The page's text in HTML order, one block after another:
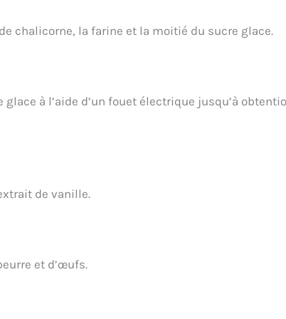
chalicorne, la farine et la moitié du sucre glace.
à l’aide d’un fouet électrique jusqu’à
de vanille.
et d’œufs.